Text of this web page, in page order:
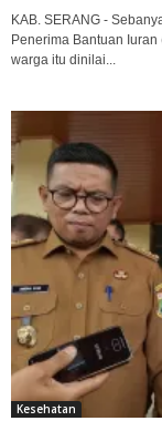
KAB. SERANG -
Penerima Bantuan
warga itu dinilai...
Kesehatan